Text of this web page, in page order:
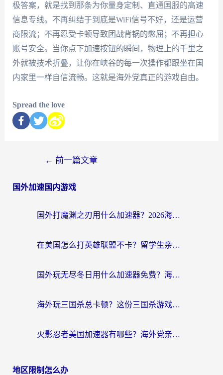
极答案，就是找到那条为你量身定制、直通国服的高速
信息专线。不再纠结于到底是WiFi信号不好，还是运营
商限流；不再忍受卡顿导致团战背锅的憋屈；不再担心
账号安全。当你点下加速按钮的瞬间，物理上的千里之
外就被技术折叠，让你在峡谷的每一次操作都跟坐在国
内家里一样自信流畅。这就是海外党真正的游戏自由。
Spread the love
← 前一篇文章
国外加速国内游戏
国外打魔渊之刃用什么加速器？2026海外玩家国服游戏加速全攻略（附闪耀暖暖&复苏的魔女避坑指南）
在美国怎么打英雄联盟不卡？留学生亲测的国服游戏加速全攻略
国外玩无尽冬日用什么加速器免费？海外党国服游戏加速避坑指南
海外玩三国杀总卡顿？这份三国杀游戏加速器指南帮你告别延迟烦恼
火影忍者美国加速器有哪些？海外党亲测的国服游戏加速全攻略（含菲律宾玩三国之刃守望黎明技巧）
地区限制怎么办